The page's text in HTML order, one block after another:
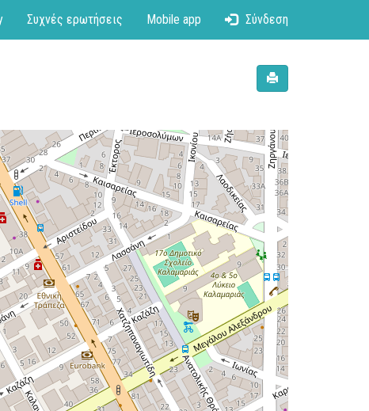
Συχνές ερωτήσεις Mobile app Σύνδεση